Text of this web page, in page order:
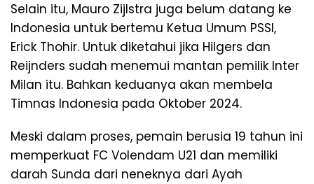
Selain itu, Mauro Zijlstra juga belum datang ke
Indonesia untuk bertemu Ketua Umum PSSI,
Erick Thohir. Untuk diketahui jika Hilgers dan
Reijnders sudah menemui mantan pemilik Inter
Milan itu. Bahkan keduanya akan membela
Timnas Indonesia pada Oktober 2024.
Meski dalam proses, pemain berusia 19 tahun ini
memperkuat FC Volendam U21 dan memiliki
darah Sunda dari neneknya dari Ayah